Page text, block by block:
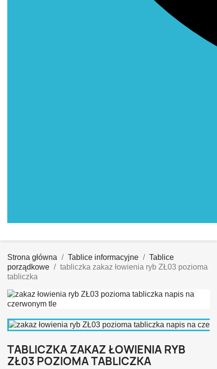
Strona główna Tablice informacyjne
Tablice
porządkowe
tabliczka zakaz łowienia ryb ZŁ03 pozioma
tabliczka
TABLICZKA ZAKAZ ŁOWIENIA RYB
ZŁ03 POZIOMA TABLICZKA